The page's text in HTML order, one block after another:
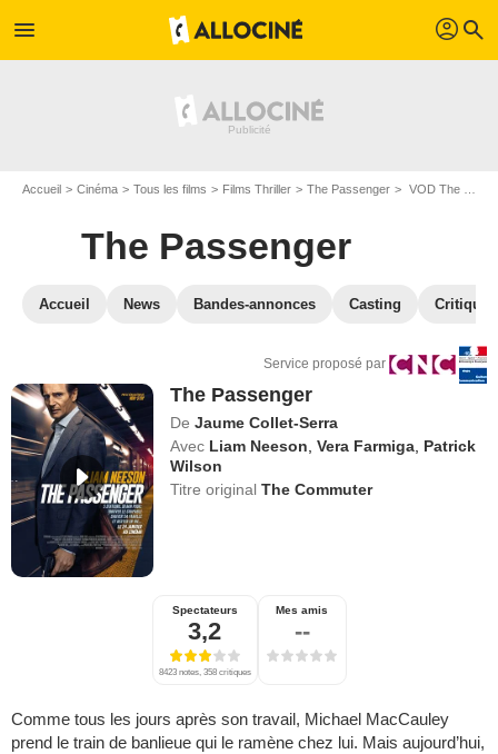
menu profil search
Accueil Cinéma Tous les films Films Thriller The Passenger VOD The Passenger
The Passenger
Accueil News Bandes-annonces Casting
Service proposé par
The Passenger
De Jaume Collet-Serra
Avec Liam Neeson ,Vera Farmiga Patrick
Wilson
Titre originalThe Commuter
Spectateurs
3,2
8423 notes, 358 critiques
Mes amis
--
Comme tous les jours après son travail, Michael MacCauley
prend le train de banlieue qui le ramène chez lui. Mais aujourd’hui,